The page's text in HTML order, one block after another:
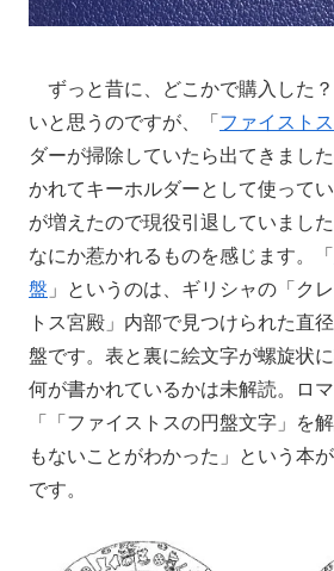
ずっと昔に、どこかで購入した
いと思うのですが、「 ファイスト
ダーが掃除していたら出てきまし
かれてキーホルダーとして使って
が増えたので現役引退していまし
なにか惹かれるものを感じます。「
盤 」というのは、ギリシャの「ク
トス宮殿」内部で見つけられた直
盤です。表と裏に絵文字が螺旋状
何が書かれているかは未解読。ロマ
「「ファイストスの円盤文字」を
もないことがわかった」という本
です。